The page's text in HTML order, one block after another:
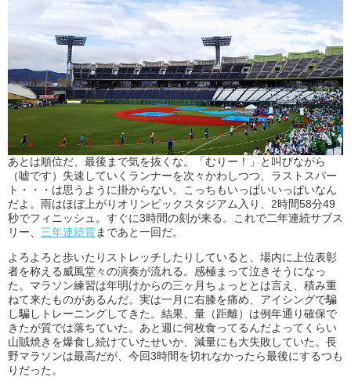
あとは順位だ、最後まで気を抜くな。「むりー！」と叫びながら
（嘘です）失速していくランナーを次々かわしつつ、ラストスパー
ト・・・は思うように掛からない。こっちもいっぱいいっぱいなん
だよ。雨はほぼ上がりオリンピックスタジアム入り、2時間58分49
秒でフィニッシュ。すぐに3時間の刻が来る。これで二年連続サブス
リー、 三年連続賞まであと一回だ。
よろよろと歩いたりストレッチしたりしていると、場内に上位表彰
者を称える威風堂々の演奏が流れる。感極まって泣きそうになっ
た。マラソン練習は年明けからの三ヶ月ちょっととは言え、積み重
ねて来たものがあるんだ。実は一月に右膝を痛め、アイシングで騙
し騙しトレーニングしてきた。結果、量（距離）は例年通り確保で
きたが質では落ちていた。あと週に何枚食ってるんだよってくらい
山賊焼きを爆食し続けていたせいか、減量にも大失敗していた。長
野マラソンは最高だが、今回3時間を切れなかったら最後にするつも
りだった。